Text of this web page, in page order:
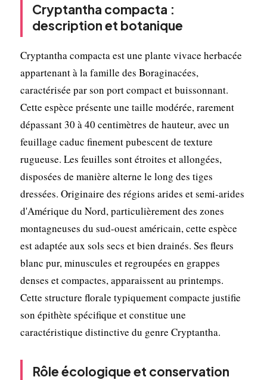
Cryptantha compacta :
description et botanique
Cryptantha compacta est une plante vivace herbacée
appartenant à la famille des Boraginacées,
caractérisée par son port compact et buissonnant.
Cette espèce présente une taille modérée, rarement
dépassant 30 à 40 centimètres de hauteur, avec un
feuillage caduc finement pubescent de texture
rugueuse. Les feuilles sont étroites et allongées,
disposées de manière alterne le long des tiges
dressées. Originaire des régions arides et semi-arides
d'Amérique du Nord, particulièrement des zones
montagneuses du sud-ouest américain, cette espèce
est adaptée aux sols secs et bien drainés. Ses fleurs
blanc pur, minuscules et regroupées en grappes
denses et compactes, apparaissent au printemps.
Cette structure florale typiquement compacte justifie
son épithète spécifique et constitue une
caractéristique distinctive du genre Cryptantha.
Rôle écologique et conservation